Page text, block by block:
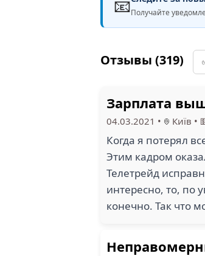
📧Получайте
Отзывы (319)
Зарплата
04.03.2021 • Київ •
Когда я потерял
Этим кадром
Телетрейд
интересно, то, по
конечно. Так что